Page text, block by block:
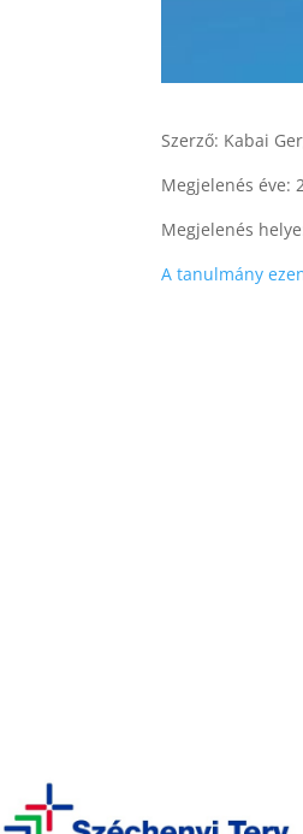
Szerző: Kabai
Megjelenés éve:
Megjelenés
A tanulmány